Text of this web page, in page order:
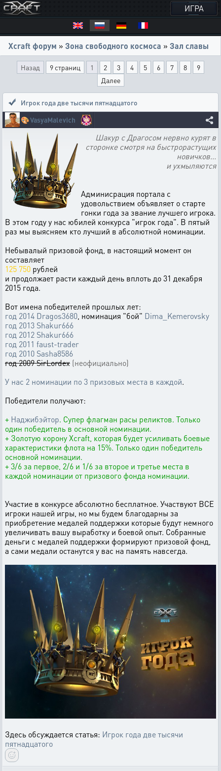
ИГРА
Xcraft форум » Зона свободного космоса » Зал славы
Назад 9 страниц 1 2 3 4 5 6 7 8
9
Далее
Игрок года две тысячи пятнадцатого
🎨VasyaMalevich
Шакур с Драгосом нервно курят в
сторонке смотря на быстрорастущих
новичков...
и ухмыляются
Админисрация портала с
удовольствием объявляет о старте
гонки года за звание лучшего игрока.
В этом году у нас юбилей конкурса "игрок года". В пятый
раз мы выясняем кто лучший в абсолютной номинации.
Небывалый призовой фонд, в настоящий момент он
составляет
125 750 рублей
и продолжает расти каждый день вплоть до 31 декабря
2015 года.
Вот имена победителей прошлых лет:
год 2014 Dragos3680 , номинация "бой" Dima_Kemerovsky
год 2013 Shakur666
год 2012 Shakur666
год 2011 faust-trader
год 2010 Sasha8586
год 2009 SirLordex (неофициально)
У нас 2 номинации по 3 призовых места в каждой.
Победители получают:
+ Наджибэйтор. Супер флагман расы реликтов. Только
один победитель в основной номинации.
+ Золотую корону Xcraft, которая будет усиливать боевые
характеристики флота на 15%. Только один победитель
основной номинации.
+ 3/6 за первое, 2/6 и 1/6 за второе и третье места в
каждой номинации от призового фонда номинации.
Участие в конкурсе абсолютно бесплатное. Участвуют ВСЕ
игроки нашей игры, но мы будем благодарны за
приобретение медалей поддержки которые будут немного
увеличивать вашу выработку и боевой опыт. Собранные
деньги с медалей поддержки формируют призовой фонд,
а сами медали останутся у вас на память навсегда.
Здесь обсуждается статья: Игрок года две тысячи
пятнадцатого